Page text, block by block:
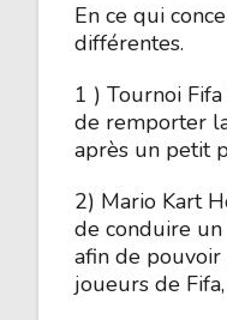
En ce qui
différentes.
1 ) Tournoi
de remporter
après un petit
2) Mario Kart
de conduire
afin de
joueurs de